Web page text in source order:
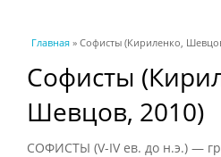
Вы здесь
Главная » Софисты (Кириленко,
Софисты
Шевцов, 2010)
СОФИСТЫ (V-IV ев. до н.э.) —